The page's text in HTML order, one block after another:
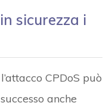
sicurezza i
CPDoS può
anche